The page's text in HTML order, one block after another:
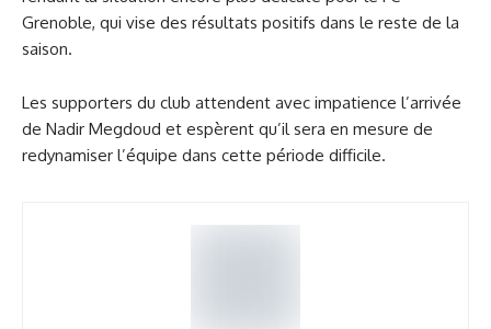
Grenoble, qui vise des résultats positifs dans le reste de la
saison.
Les supporters du club attendent avec impatience l’arrivée
de Nadir Megdoud et espèrent qu’il sera en mesure de
redynamiser l’équipe dans cette période difficile.